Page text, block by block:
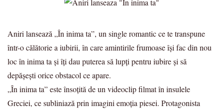
Aniri lansează „În inima ta”, un single romantic ce te transpune
într-o călătorie a iubirii, în care amintirile frumoase își fac din nou
loc în inima ta și îți dau puterea să lupți pentru iubire și să
depășești orice obstacol ce apare.
„În inima ta” este însoțită de un videoclip filmat în insulele
Greciei, ce subliniază prin imagini emoția piesei. Protagonista